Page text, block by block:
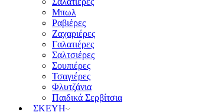
Μπωλ
Ραβιέρες
Ζαχαριέρες
Γαλατιέρες
Σαλτσιέρες
Σουπιέρες
Τσαγιέρες
Φλυτζάνια
Παιδικά Σερβίτσια
ΣΚΕΥΗ